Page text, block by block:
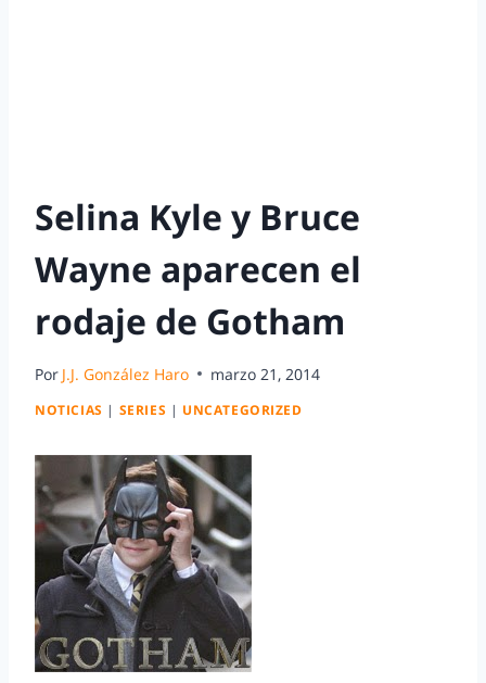
Selina Kyle y Bruce
Wayne aparecen el
rodaje de Gotham
Por J.J. González Haro marzo 21, 2014
NOTICIAS | SERIES | UNCATEGORIZED